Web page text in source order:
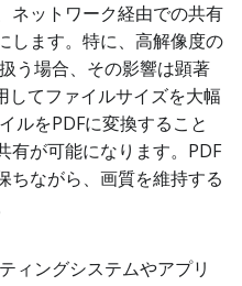
ネットワーク経由での共有
します。特に、高解像度の
う場合、その影響は顕著
してファイルサイズを大幅
ルをPDFに変換すること
有が可能になります。PDF
ちながら、画質を維持する
ィングシステムやアプリ